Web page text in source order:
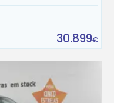
30.899€